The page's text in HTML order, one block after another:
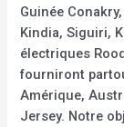
Guinée
Kindia, Siguiri,
électriques
fourniront
Amérique,
Jersey. Notre